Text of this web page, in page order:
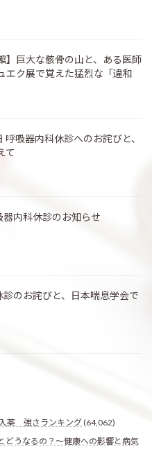
】巨大な骸骨の山と、ある医師
エク展で覚えた猛烈な「違和
呼吸器内科休診へのお詫びと、
て
内科休診のお知らせ
のお詫びと、日本喘息学会で
入薬 強さランキング(64,062)
どうなるの？〜健康への影響と病気